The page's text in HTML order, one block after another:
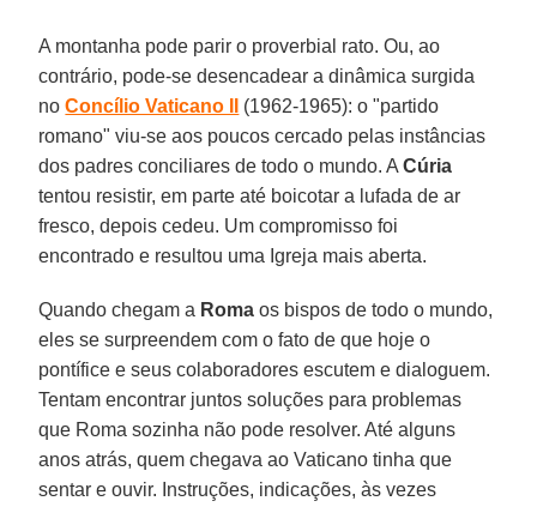
A montanha pode parir o proverbial rato. Ou, ao
contrário, pode-se desencadear a dinâmica surgida
noConcílio Vaticano II
(1962-1965): o "partido
romano" viu-se aos poucos cercado pelas instâncias
dos padres conciliares de todo o mundo. ACúria
tentou resistir, em parte até boicotar a lufada de ar
fresco, depois cedeu. Um compromisso foi
encontrado e resultou uma Igreja mais aberta.
Quando chegam a Roma os bispos de todo o mundo,
eles se surpreendem com o fato de que hoje o
pontífice e seus colaboradores escutem e dialoguem.
Tentam encontrar juntos soluções para problemas
que Roma sozinha não pode resolver. Até alguns
anos atrás, quem chegava ao Vaticano tinha que
sentar e ouvir. Instruções, indicações, às vezes